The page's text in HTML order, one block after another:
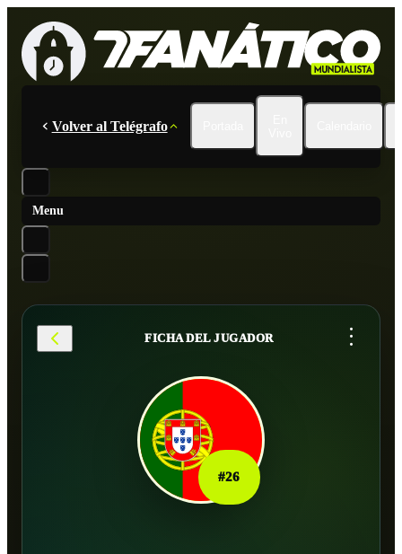
Volver al Telégrafo
Menu
FICHA DEL JUGADOR ...
#26